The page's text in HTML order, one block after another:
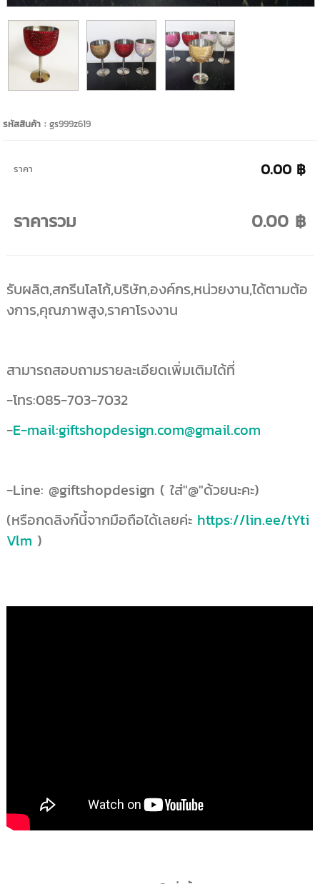
รหัสสินค้า :gs999z619
ราคา 0.00 ฿
ราคารวม 0.00 ฿
รับผลิต,สกรีนโลโก้,บริษัท,องค์กร,หน่วยงาน,ได้ตามต้อ
งการ,คุณภาพสูง,ราคาโรงงาน
สามารถสอบถามรายละเอียดเพิ่มเติมได้ที่
-โทร:085-703-7032
-E-mail:giftshopdesign.com@gmail.com
-Line: @giftshopdesign ( ใส่"@"ด้วยนะคะ)
(หรือกดลิงก์นี้จากมือถือได้เลยค่ะ https://lin.ee/tYti
Vlm )